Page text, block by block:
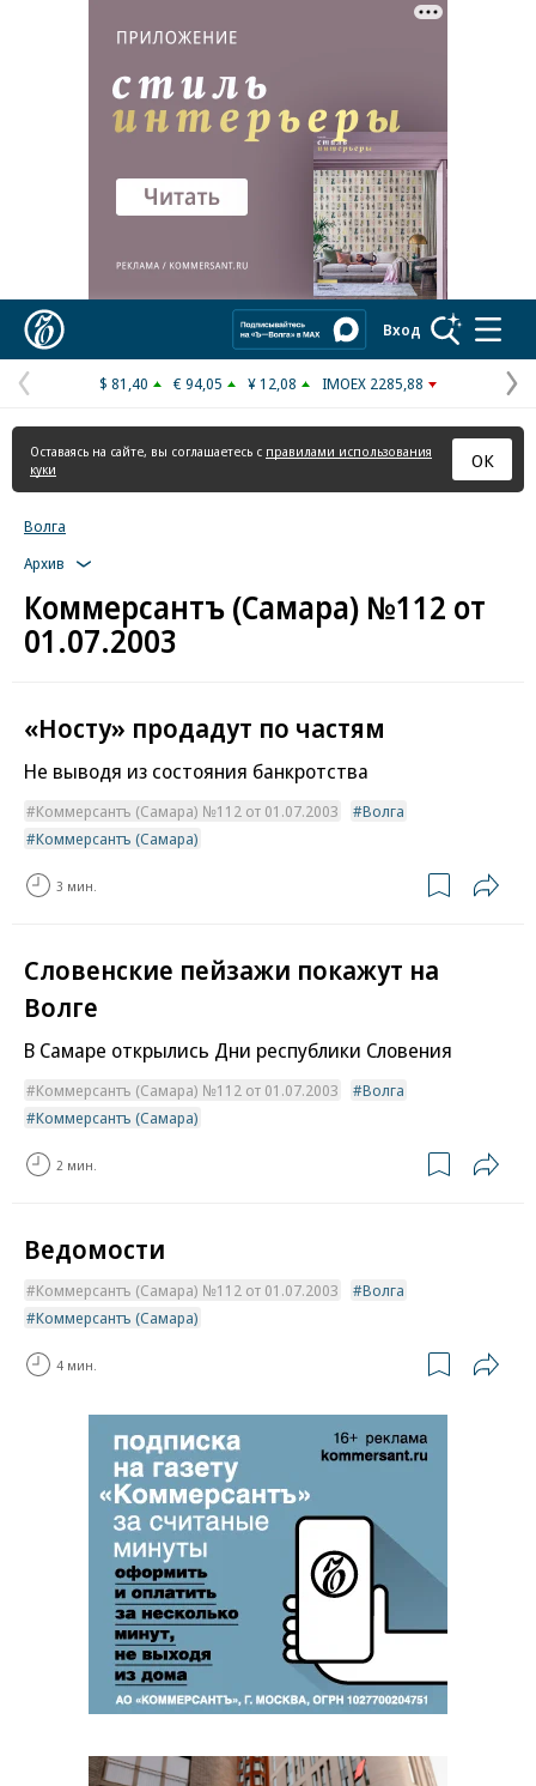
Реклама в «Ъ» www.kommersant.ru/ad
Вход
Предыдущая
страница
$ 81,40 € 94,05 ¥ 12,08 IMOEX 2285,88
Оставаясь на сайте, вы соглашаетесь с правилами использования
куки
ОК
Волга
Архив
Коммерсантъ (Самара) №112 от
01.07.2003
«Носту» продадут по частям
Не выводя из состояния банкротства
Коммерсантъ (Самара) №112 от 01.07.2003
Волга
Коммерсантъ (Самара)
3 мин.
Словенские пейзажи покажут на
Волге
В Самаре открылись Дни республики Словения
Коммерсантъ (Самара) №112 от 01.07.2003
Волга
Коммерсантъ (Самара)
2 мин.
Ведомости
Коммерсантъ (Самара) №112 от 01.07.2003
Волга
Коммерсантъ (Самара)
4 мин.